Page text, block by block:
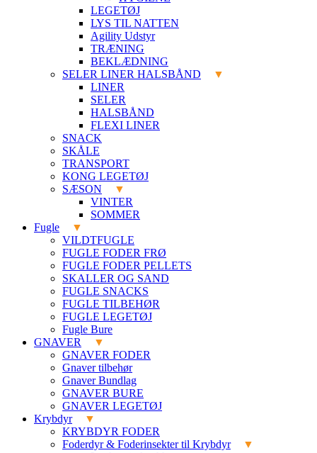
LEGETØJ
LYS TIL NATTEN
Agility Udstyr
TRÆNING
BEKLÆDNING
SELER LINER HALSBÅND
LINER
SELER
HALSBÅND
FLEXI LINER
SNACK
SKÅLE
TRANSPORT
KONG LEGETØJ
SÆSON
VINTER
SOMMER
Fugle
VILDTFUGLE
FUGLE FODER FRØ
FUGLE FODER PELLETS
SKALLER OG SAND
FUGLE SNACKS
FUGLE TILBEHØR
FUGLE LEGETØJ
Fugle Bure
GNAVER
GNAVER FODER
Gnaver tilbehør
Gnaver Bundlag
GNAVER BURE
GNAVER LEGETØJ
Krybdyr
KRYBDYR FODER
Foderdyr & Foderinsekter til Krybdyr